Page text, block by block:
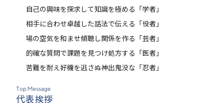
自己の興味を探求して知識を極める「学者」
相手に合わせ卓越した話法で伝える「役者」
場の空気を和ませ傾聴し関係を作る「芸者」
的確な質問で課題を見つけ処方する「医者」
苦難を耐え好機を逃さぬ神出鬼没な「忍者」
Top Message
代表挨拶